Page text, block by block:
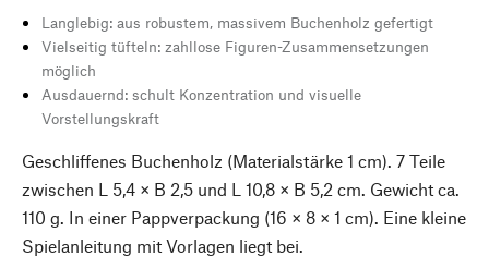
Langlebig: aus robustem, massivem Buchenholz gefertigt
Vielseitig tüfteln: zahllose Figuren-Zusammensetzungen
möglich
Ausdauernd: schult Konzentration und visuelle
Vorstellungskraft
Geschliffenes Buchenholz (Materialstärke 1 cm). 7 Teile
zwischen L 5,4 × B 2,5 und L 10,8 × B 5,2 cm. Gewicht ca.
110 g. In einer Pappverpackung (16 × 8 × 1 cm). Eine kleine
Spielanleitung mit Vorlagen liegt bei.